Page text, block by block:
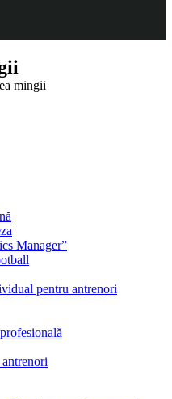
mingii
Manager”
pentru antrenori